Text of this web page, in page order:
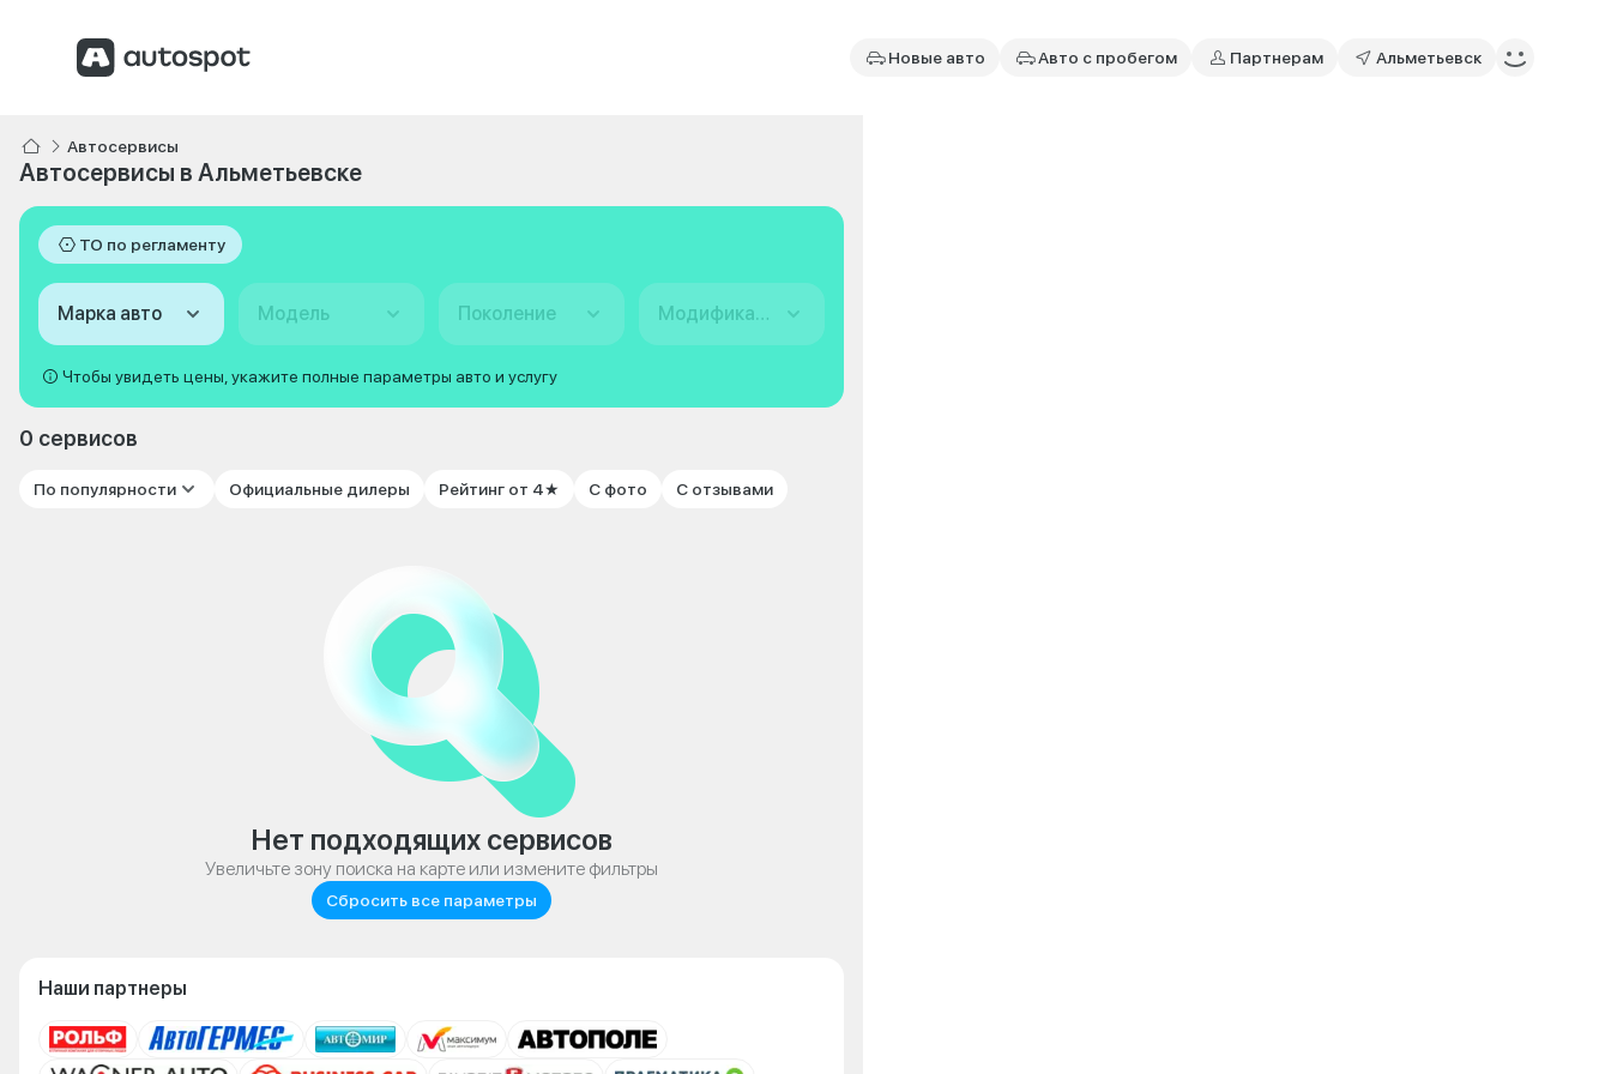
Новые авто Авто с пробегом Партнерам Альметьевск
Автосервисы
Автосервисы в Альметьевске
ТО по регламенту
Марка авто Модель Поколение Модификация
Чтобы увидеть цены, укажите полные параметры авто и услугу
0 сервисов
По популярности Официальные дилеры Рейтинг от 4★ С фото С отзывами
Нет подходящих сервисов
Увеличьте зону поиска на карте или измените фильтры
Сбросить все параметры
Наши партнеры